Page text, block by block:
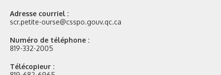
Adresse courriel :
scr.petite-ourse@csspo.gouv.qc.ca
Numéro de téléphone :
819-332-2005
Télécopieur :